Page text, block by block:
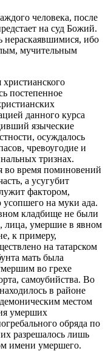
человека, после
на суд Божий.
нераскаявшимися, ибо
мучительным
постепенное
данного курса
языческие
осуждалось
чревоугодие и
тризнах.
во время поминовений
а усугубит
фактором,
на муки ада.
кладбище не были
лица, умершие в явном
к примеру,
на татарском
мать была
во грехе
самоубийства. Во
в районе
местом
умерших
обряда по
разрешалось лишь
имени умершего.